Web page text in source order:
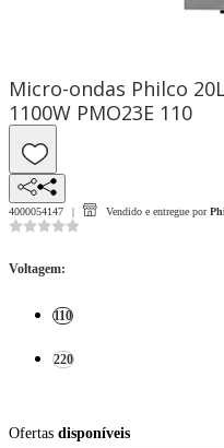
Micro-ondas Philco
1100W PMO23E 110
4000054147 Vendido e entregue por
Voltagem:
110
220
Ofertas disponíveis